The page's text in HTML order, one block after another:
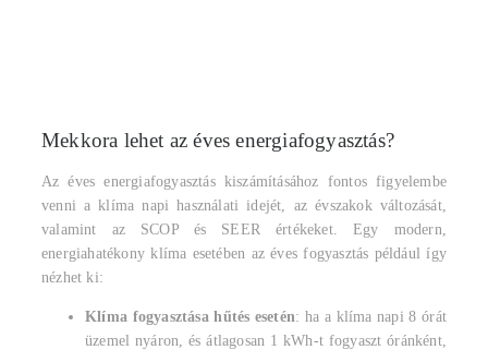
Mekkora lehet az éves energiafogyasztás?
Az éves energiafogyasztás kiszámításához fontos figyelembe
venni a klíma napi használati idejét, az évszakok változását,
valamint az SCOP és SEER értékeket. Egy modern,
energiahatékony klíma esetében az éves fogyasztás például így
nézhet ki:
Klíma fogyasztása hűtés esetén: ha a klíma napi 8 órát
üzemel nyáron, és átlagosan 1 kWh-t fogyaszt óránként,